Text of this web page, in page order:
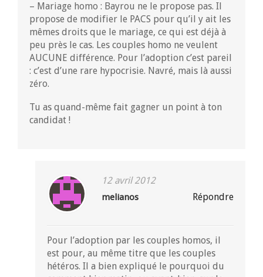
– Mariage homo : Bayrou ne le propose pas. Il
propose de modifier le PACS pour qu’il y ait les
mêmes droits que le mariage, ce qui est déjà à
peu près le cas. Les couples homo ne veulent
AUCUNE différence. Pour l’adoption c’est pareil
: c’est d’une rare hypocrisie. Navré, mais là aussi
zéro.
Tu as quand-même fait gagner un point à ton
candidat !
12 avril 2012
melianos Répondre
Pour l’adoption par les couples homos, il
est pour, au même titre que les couples
hétéros. Il a bien expliqué le pourquoi du